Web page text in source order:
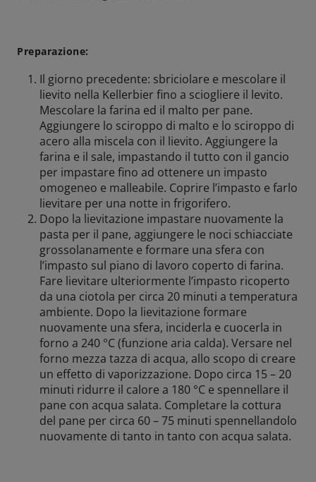
Birrificio
Amicizie di birra
Impegni
Preparazione:
Il giorno precedente: sbriciolare e mescolare il
lievito nella Kellerbier fino a sciogliere il levito.
Mescolare la farina ed il malto per pane.
Aggiungere lo sciroppo di malto e lo sciroppo di
acero alla miscela con il lievito. Aggiungere la
farina e il sale, impastando il tutto con il gancio
per impastare fino ad ottenere un impasto
omogeneo e malleabile. Coprire l’impasto e farlo
lievitare per una notte in frigorifero.
Dopo la lievitazione impastare nuovamente la
pasta per il pane, aggiungere le noci schiacciate
grossolanamente e formare una sfera con
l’impasto sul piano di lavoro coperto di farina.
Fare lievitare ulteriormente l’impasto ricoperto
da una ciotola per circa 20 minuti a temperatura
ambiente. Dopo la lievitazione formare
nuovamente una sfera, inciderla e cuocerla in
forno a 240 °C (funzione aria calda). Versare nel
forno mezza tazza di acqua, allo scopo di creare
un effetto di vaporizzazione. Dopo circa 15 – 20
minuti ridurre il calore a 180 °C e spennellare il
pane con acqua salata. Completare la cottura
del pane per circa 60 – 75 minuti spennellandolo
nuovamente di tanto in tanto con acqua salata.